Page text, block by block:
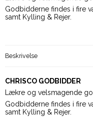
Godbidderne findes i fire
samt Kylling & Rejer.
Beskrivelse
CHRISCO GODBIDDER
Lækre og velsmagende
Godbidderne findes i fire
samt Kylling & Rejer.